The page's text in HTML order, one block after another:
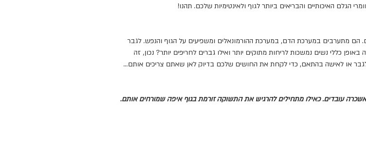
האיכותיים והבריאים ביותר לגוף ולאינטימיות שלכם. תהנו!
הם מתערבים במערכת הדם, במערכת ההורמונאלים ומשפיעים על הגוף והנפש. לגבר
כללי נשים נמשכות לריחות מתוקים יותר ואילו גברים לחריפים יותר? נכון, זה
לגבר או לאישה בהתאם, כדי לקחת את החושים שלכם בדיוק לאן שאתם צריכים אותם...
עובדים. כאילו מתחילים להרגיש את התשוקה זורמת בגוף איפה שמורחים אותם.